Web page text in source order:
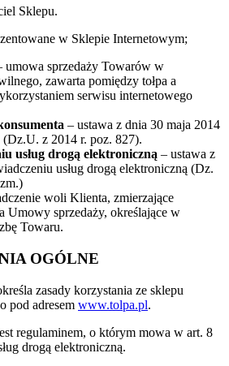
Sklepu.
w Sklepie Internetowym;
umowa sprzedaży Towarów w
zawarta pomiędzy tołpa a
serwisu internetowego
– ustawa z dnia 30 maja 2014
z 2014 r. poz. 827).
usług drogą elektroniczną – ustawa z
usług drogą elektroniczną (Dz.
woli Klienta, zmierzające
Umowy sprzedaży, określające w
Towaru.
OGÓLNE
zasady korzystania ze sklepu
pod adresem www.tolpa.pl.
regulaminem, o którym mowa w art. 8
drogą elektroniczną.